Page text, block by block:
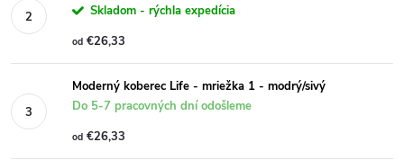
Skladom - rýchla expedícia
od €26,33
Moderný koberec Life - mriežka 1 - modrý/sivý
Do 5-7 pracovných dní odošleme
od €26,33